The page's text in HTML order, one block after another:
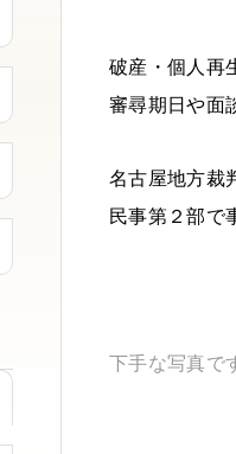
破産・個人再
審尋期日や面
名古屋地方裁
民事第２部で
下手な写真で